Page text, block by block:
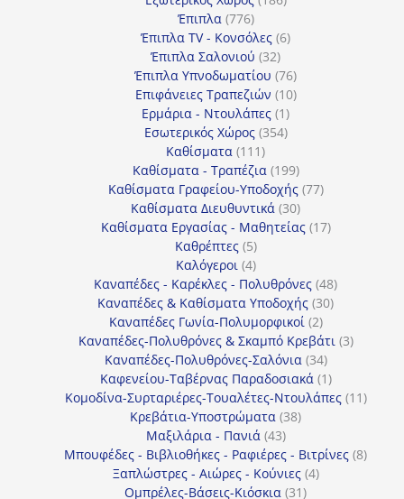
Έπιπλα 776776
προϊόντα
Έπιπλα TV - Κονσόλες 66
Έπιπλα Σαλονιού 3232
προϊόντα
Έπιπλα Υπνοδωματίου 7676
προϊόντα
Επιφάνειες Τραπεζιών 1010
Ερμάρια - Ντουλάπες 11
προϊόν
Εσωτερικός Χώρος 354354
Καθίσματα 111111
προϊόντα
Καθίσματα - Τραπέζια 199199
προϊόντα
Καθίσματα Γραφείου-Υποδοχής 7777
Καθίσματα Διευθυντικά 3030
προϊόντα
Καθίσματα Εργασίας - Μαθητείας 1717
Καθρέπτες 55
προϊόντα
Καλόγεροι 44
προϊόντα
Καναπέδες - Καρέκλες - Πολυθρόνες 4848
προϊόντα
Καναπέδες & Καθίσματα Υποδοχής 3030
Καναπέδες Γωνία-Πολυμορφικοί 22
προϊόντα
Καναπέδες-Πολυθρόνες & Σκαμπό Κρεβάτι 33
Καναπέδες-Πολυθρόνες-Σαλόνια 3434
προϊόντα
Καφενείου-Ταβέρνας Παραδοσιακά 11
προϊόν
Κομοδίνα-Συρταριέρες-Τουαλέτες-Ντουλάπες 1111
Κρεβάτια-Υποστρώματα 3838
Μαξιλάρια - Πανιά 4343
προϊόντα
Μπουφέδες - Βιβλιοθήκες - Ραφιέρες - Βιτρίνες 88
Ξαπλώστρες - Αιώρες - Κούνιες 44
Ομπρέλες-Βάσεις-Κιόσκια 3131